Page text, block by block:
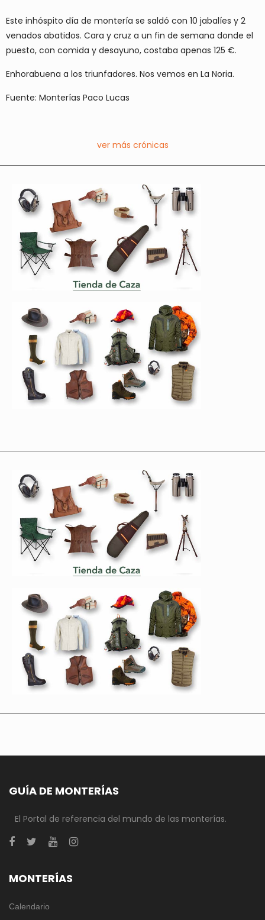
Este inhóspito día de montería se saldó con 10 jabalíes y 2
venados abatidos. Cara y cruz a un fin de semana donde el
puesto, con comida y desayuno, costaba apenas 125 €.
Enhorabuena a los triunfadores. Nos vemos en La Noria.
Fuente: Monterías Paco Lucas
ver más crónicas
GUÍA DE MONTERÍAS
El Portal de referencia del mundo de las monterías.
MONTERÍAS
Calendario